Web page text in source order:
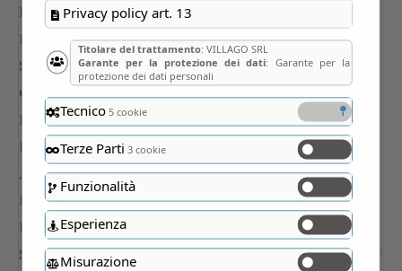
Privacy policy art. 13
Titolare del trattamento: VILLAGO SRL
Garante per la protezione dei dati: Garante per la
protezione dei dati personali
Tecnico5 cookie
Terze Parti 3 cookie
Funzionalità
Esperienza
Misurazione